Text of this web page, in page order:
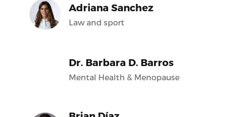
Adriana Sanchez
Law and sport
Dr. Barbara D. Barros
Mental Health & Menopause